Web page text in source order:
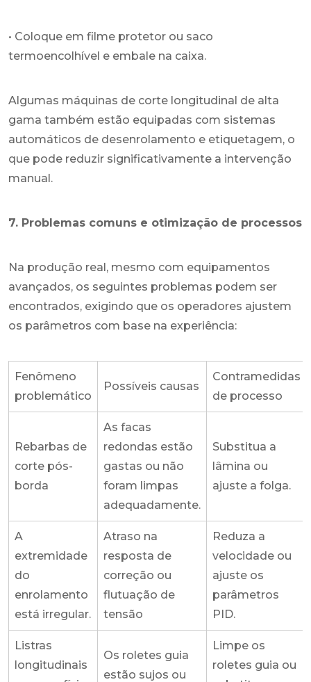
• Coloque em filme protetor ou saco
termoencolhível e embale na caixa.
Algumas máquinas de corte longitudinal de alta
gama também estão equipadas com sistemas
automáticos de desenrolamento e etiquetagem, o
que pode reduzir significativamente a intervenção
manual.
7. Problemas comuns e otimização de processos
Na produção real, mesmo com equipamentos
avançados, os seguintes problemas podem ser
encontrados, exigindo que os operadores ajustem
os parâmetros com base na experiência:
Fenômeno
problemático
Possíveis causas
Contramedidas
de processo
Rebarbas de
corte pós-
borda
As facas
redondas estão
gastas ou não
foram limpas
adequadamente.
Substitua a
lâmina ou
ajuste a folga.
A
extremidade
do
enrolamento
está irregular.
Atraso na
resposta de
correção ou
flutuação de
tensão
Reduza a
velocidade ou
ajuste os
parâmetros
PID.
Listras
longitudinais
Os roletes guia
estão sujos ou
Limpe os
roletes guia ou